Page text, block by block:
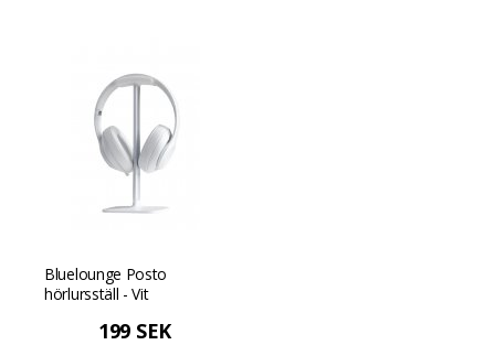
Bluelounge Posto
hörlursställ - Vit
199 SEK